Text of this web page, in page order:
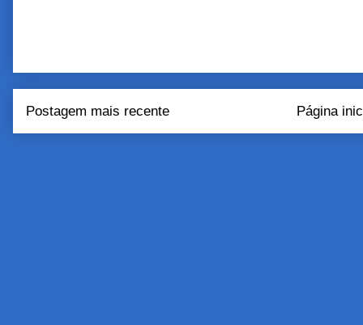
Postagem mais recente Página